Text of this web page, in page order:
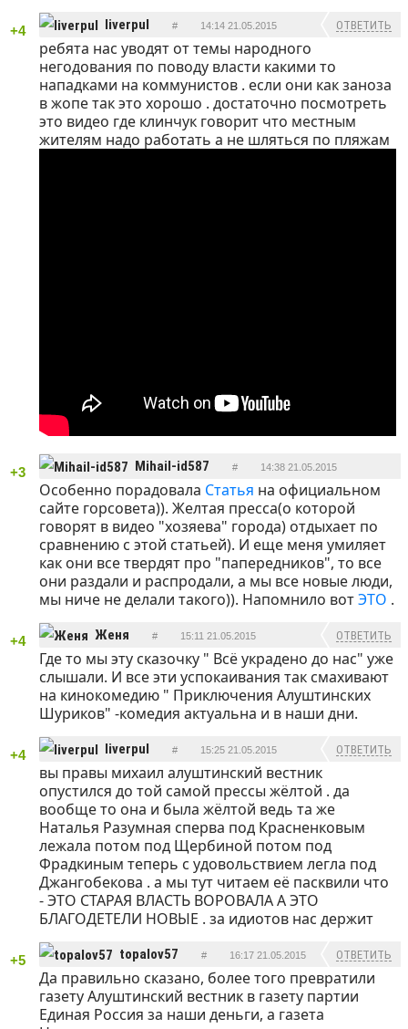
+4 liverpul # 14:14 21.05.2015 ОТВЕТИТЬ
ребята нас уводят от темы народного
негодования по поводу власти какими то
нападками на коммунистов . если они как заноза
в жопе так это хорошо . достаточно посмотреть
это видео где клинчук говорит что местным
жителям надо работать а не шляться по пляжам
+3 Mihail-id587 # 14:38 21.05.2015
ОТВЕТИТЬ
Особенно порадовала Статья на официальном
сайте горсовета)). Желтая пресса(о которой
говорят в видео "хозяева" города) отдыхает по
сравнению с этой статьей). И еще меня умиляет
как они все твердят про "папередников", то все
они раздали и распродали, а мы все новые люди,
мы ниче не делали такого)). Напомнило вотЭТО .
+4 Женя # 15:11 21.05.2015 ОТВЕТИТЬ
Где то мы эту сказочку " Всё украдено до нас" уже
слышали. И все эти успокаивания так смахивают
на кинокомедию " Приключения Алуштинских
Шуриков" -комедия актуальна и в наши дни.
+4 liverpul # 15:25 21.05.2015 ОТВЕТИТЬ
вы правы михаил алуштинский вестник
опустился до той самой прессы жёлтой . да
вообще то она и была жёлтой ведь та же
Наталья Разумная сперва под Красненковым
лежала потом под Щербиной потом под
Фрадкиным теперь с удовольствием легла под
Джангобекова . а мы тут читаем её пасквили что
- ЭТО СТАРАЯ ВЛАСТЬ ВОРОВАЛА А ЭТО
БЛАГОДЕТЕЛИ НОВЫЕ . за идиотов нас держит
+5 topalov57 # 16:17 21.05.2015 ОТВЕТИТЬ
Да правильно сказано, более того превратили
газету Алуштинский вестник в газету партии
Единая Россия за наши деньги, а газета